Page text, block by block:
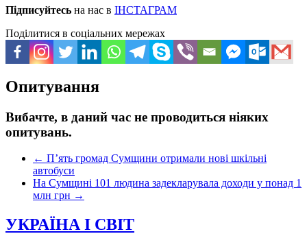
Підписуйтесь на нас в ІНСТАГРАМ
Поділитися в соціальних мережах
Опитування
Вибачте, в даний час не проводиться ніяких
опитувань.
← П’ять громад Сумщини отримали нові шкільні
автобуси
На Сумщині 101 людина задекларувала доходи у понад 1
млн грн →
УКРАЇНА І СВІТ